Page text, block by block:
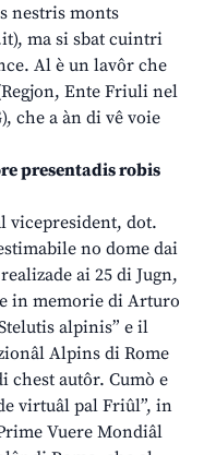
nestris monts
ma si sbat cuintri
Al è un lavôr che
Ente Friuli nel
che a àn di vê voie
presentadis robis
vicepresident, dot.
no dome dai
ai 25 di Jugn,
in memorie di Arturo
alpinis” e il
Alpins di Rome
chest autôr. Cumò e
virtuâl pal Friûl”, in
Vuere Mondiâl